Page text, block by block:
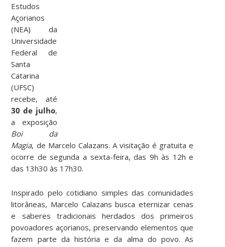
Estudos
Açorianos
(NEA) da
Universidade
Federal de
Santa
Catarina
(UFSC)
recebe, até
30 de julho,
a exposição
Boi da
Magia, de Marcelo Calazans. A visitação é gratuita e
ocorre de segunda a sexta-feira, das 9h às 12h e
das 13h30 às 17h30.
Inspirado pelo cotidiano simples das comunidades
litorâneas, Marcelo Calazans busca eternizar cenas
e saberes tradicionais herdados dos primeiros
povoadores açorianos, preservando elementos que
fazem parte da história e da alma do povo. As